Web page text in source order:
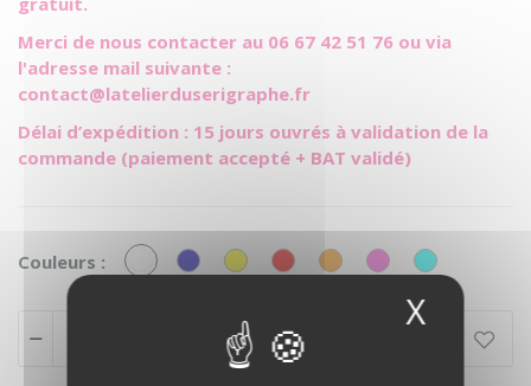
X
Merci de nous contacter au 06 67 42 51 76 ou via
l'adresse mail suivante :
contact@latelierduserigraphe.fr
Délai d’expédition : 15 jours ouvrés à validation de la
commande (paiement accepté + BAT validé)
Couleurs : BLANCBLEU JAUNEROUGEORANGEROSE BLEU
CLAIR
Ajouter au panier